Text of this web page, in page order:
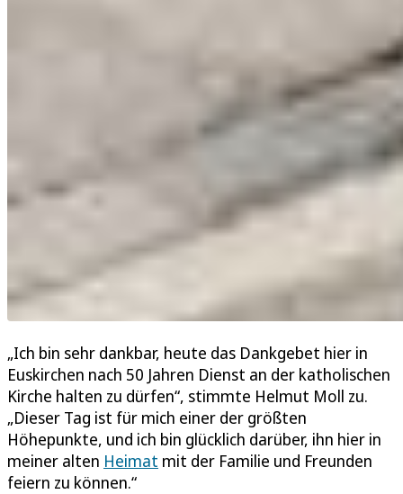
„Ich bin sehr dankbar, heute das Dankgebet hier in
Euskirchen nach 50 Jahren Dienst an der katholischen
Kirche halten zu dürfen“, stimmte Helmut Moll zu.
„Dieser Tag ist für mich einer der größten
Höhepunkte, und ich bin glücklich darüber, ihn hier in
meiner alten Heimat mit der Familie und Freunden
feiern zu können.“